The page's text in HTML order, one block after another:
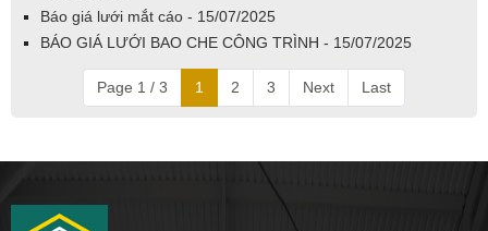
Báo giá lưới mắt cáo - 15/07/2025
BÁO GIÁ LƯỚI BAO CHE CÔNG TRÌNH - 15/07/2025
Page 1 / 3 1 2 3 Next Last